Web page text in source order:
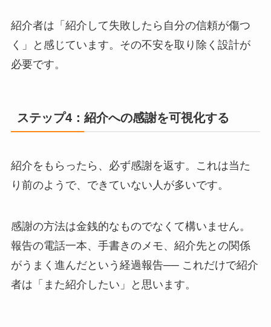
紹介者は「紹介して失敗したら自分の信頼が傷つ
く」と感じています。その不安を取り除く設計が
必要です。
ステップ4：紹介への感謝を可視化する
紹介をもらったら、必ず感謝を返す。これは当た
り前のようで、できていない人が多いです。
感謝の方法は金銭的なものでなくて構いません。
報告の電話一本、手書きのメモ、紹介先との関係
がうまく進んだという経過報告── これだけで紹介
者は「また紹介したい」と思います。